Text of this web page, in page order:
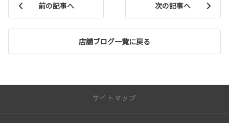
前の記事へ
店舗ブログ一覧に戻る
次の記事へ
サイトマップ